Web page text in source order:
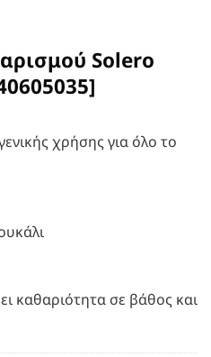
Solero
χρήσης για όλο το
καθαριότητα σε βάθος και